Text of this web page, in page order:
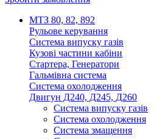
МТЗ 80, 82, 892
Рульове керування
Система випуску газів
Кузові частини кабіни
Стартера, Генератори
Гальмівна система
Система охолодження
Двигун Д240, Д245, Д260
Система випуску газів
Система охолодження
Система змащення